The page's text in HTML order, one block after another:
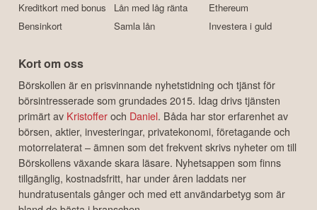
Kreditkort med bonus
Bensinkort
Lån med låg ränta
Samla lån
Ethereum
Investera i guld
Kort om oss
Börskollen är en prisvinnande nyhetstidning och tjänst för
börsintresserade som grundades 2015. Idag drivs tjänsten
primärt av Kristofferoch Daniel. Båda har stor erfarenhet av
börsen, aktier, investeringar, privatekonomi, företagande och
motorrelaterat – ämnen som det frekvent skrivs nyheter om till
Börskollens växande skara läsare. Nyhetsappen som finns
tillgänglig, kostnadsfritt, har under åren laddats ner
hundratusentals gånger och med ett användarbetyg som är